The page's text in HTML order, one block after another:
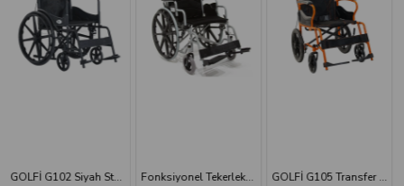
Fonksiyonel Tekerlekli Sandalye GOLFİ G105 Transfer Sandalyesi GOLFİ G106 Fonksiyonel Tekerlekli Sandalye